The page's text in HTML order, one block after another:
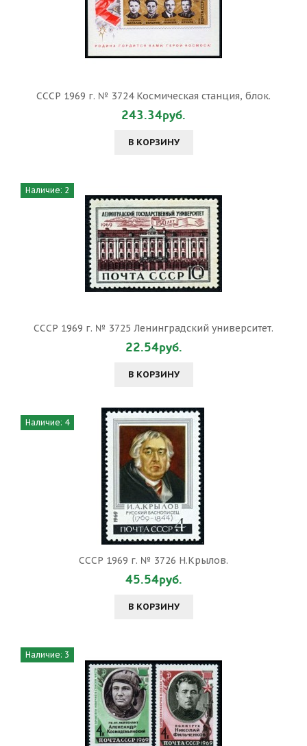
СССР 1969 г. № 3724 Космическая станция, блок.
243.34руб.
В КОРЗИНУ
Наличие: 2
СССР 1969 г. № 3725 Ленинградский университет.
22.54руб.
В КОРЗИНУ
Наличие: 4
СССР 1969 г. № 3726 Н.Крылов.
45.54руб.
В КОРЗИНУ
Наличие: 3